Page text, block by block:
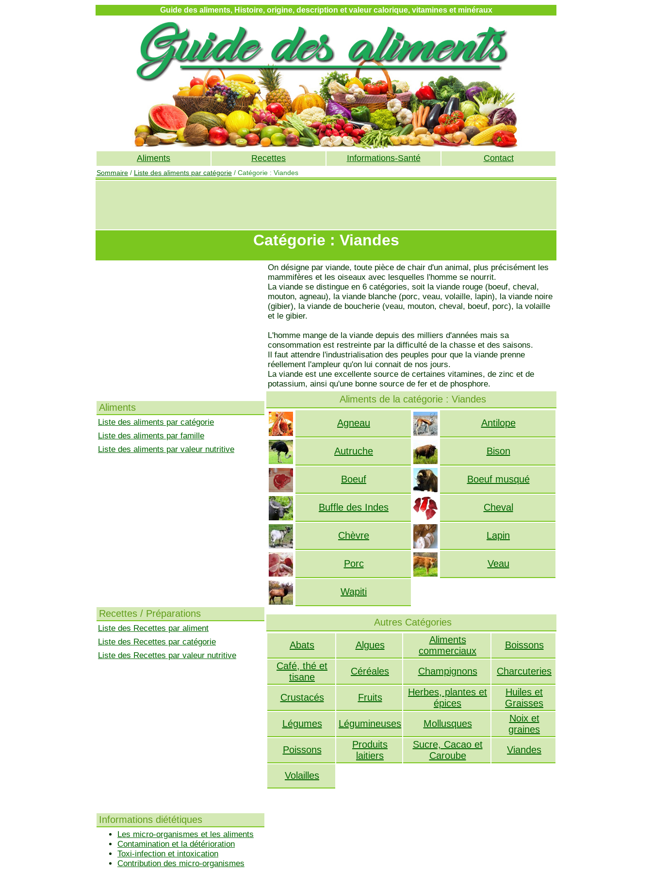
Guide des aliments, Histoire, origine, description et valeur calorique, vitamines et minéraux
Aliments Recettes Informations-Santé Contact
Sommaire / Liste des aliments par catégorie / Catégorie : Viandes
Catégorie : Viandes
Aliments
Liste des aliments par catégorie
Liste des aliments par famille
Liste des aliments par valeur nutritive
Recettes / Préparations
Liste des Recettes par aliment
Liste des Recettes par catégorie
Liste des Recettes par valeur nutritive
Informations diététiques
Les micro-organismes et les aliments
Contamination et la détérioration
Toxi-infection et intoxication
Contribution des micro-organismes
On désigne par viande, toute pièce de chair d'un animal, plus précisément les
mammifères et les oiseaux avec lesquelles l'homme se nourrit.
La viande se distingue en 6 catégories, soit la viande rouge (boeuf, cheval,
mouton, agneau), la viande blanche (porc, veau, volaille, lapin), la viande noire
(gibier), la viande de boucherie (veau, mouton, cheval, boeuf, porc), la volaille
et le gibier.
L'homme mange de la viande depuis des milliers d'années mais sa
consommation est restreinte par la difficulté de la chasse et des saisons.
Il faut attendre l'industrialisation des peuples pour que la viande prenne
réellement l'ampleur qu'on lui connait de nos jours.
La viande est une excellente source de certaines vitamines, de zinc et de
potassium, ainsi qu'une bonne source de fer et de phosphore.
Aliments de la catégorie : Viandes
Agneau Antilope
Autruche Bison
Boeuf Boeuf musqué
Buffle des Indes Cheval
Chèvre Lapin
Porc Veau
Wapiti
Autres Catégories
Abats Algues
Aliments
commerciaux
Boissons
Café, thé et
tisane
Céréales Champignons Charcuteries
Crustacés Fruits
Herbes, plantes et
épices
Huiles et
Graisses
Légumes
Légumineuses Mollusques
Noix et
graines
Poissons
Produits
laitiers
Sucre, Cacao et
Caroube
Viandes
Volailles